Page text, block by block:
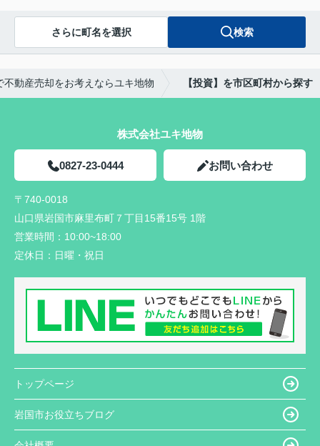
さらに町名を選択 検索
不動産売却をお考えならユキ地物 【投資】を市区町村から探す
株式会社ユキ地物
0827-23-0444 お問い合わせ
〒740-0018
山口県岩国市麻里布町７丁目15番15号 1階
営業時間： 10:00~18:00
定休日： 日曜・祝日
トップページ
岩国市お役立ちブログ